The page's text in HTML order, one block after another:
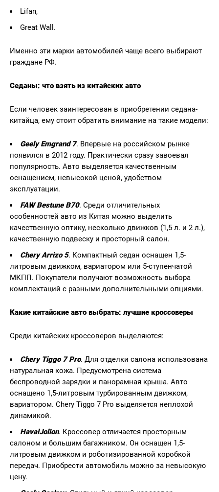
Lifan,
Great Wall.
Именно эти марки автомобилей чаще всего выбирают
граждане РФ.
Седаны: что взять из китайских авто
Если человек заинтересован в приобретении седана-
китайца, ему стоит обратить внимание на такие модели:
Geely Emgrand 7. Впервые на российском рынке
появился в 2012 году. Практически сразу завоевал
популярность. Авто выделяется качественным
оснащением, невысокой ценой, удобством
эксплуатации.
FAW Bestune B70. Среди отличительных
особенностей авто из Китая можно выделить
качественную оптику, несколько движков (1,5 л. и 2 л.),
качественную подвеску и просторный салон.
Chery Arrizo 5. Компактный седан оснащен 1,5-
литровым движком, вариатором или 5-ступенчатой
МКПП. Покупатели получают возможность выбора
комплектаций с разными дополнительными опциями.
Какие китайские авто выбрать: лучшие кроссоверы
Среди китайских кроссоверов выделяются:
Chery Tiggo 7 Pro. Для отделки салона использована
натуральная кожа. Предусмотрена система
беспроводной зарядки и панорамная крыша. Авто
оснащено 1,5-литровым турбированным движком,
вариатором. Chery Tiggo 7 Pro выделяется неплохой
динамикой.
HavalJolion. Кроссовер отличается просторным
салоном и большим багажником. Он оснащен 1,5-
литровым движком и роботизированной коробкой
передач. Приобрести автомобиль можно за невысокую
цену.